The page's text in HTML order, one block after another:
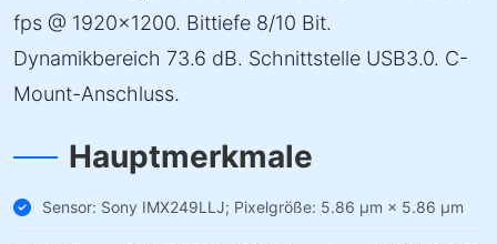
fps @ 1920×1200. Bittiefe 8/10 Bit.
Dynamikbereich 73.6 dB. Schnittstelle USB3.0. C-
Mount-Anschluss.
Hauptmerkmale
Sensor: Sony IMX249LLJ; Pixelgröße: 5.86 µm × 5.86 µm